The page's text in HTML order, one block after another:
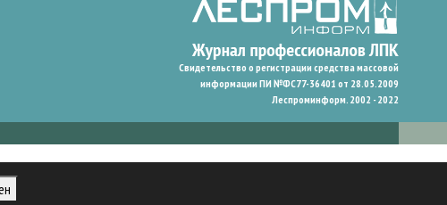
Свидетельство о регистрации средства массовой
информации ПИ №ФС77-36401 от 28.05.2009
Леспроминформ. 2002 - 2022
нам запомнить ваши предпочтения и улучшить пользовательский